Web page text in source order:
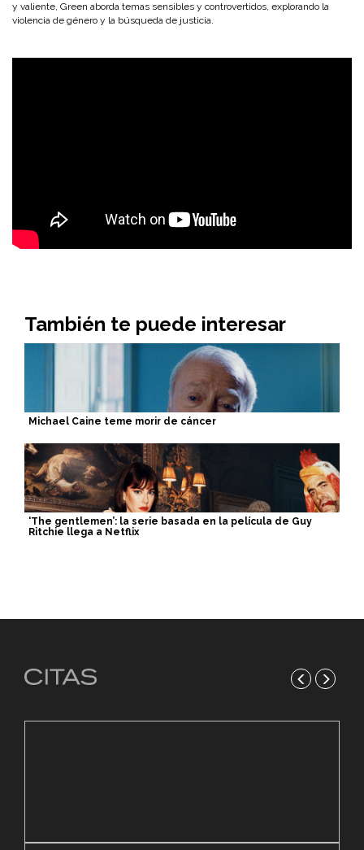
y valiente, Green aborda temas sensibles y controvertidos, explorando la
violencia de género y la búsqueda de justicia.
También te puede interesar
Michael Caine teme morir de cáncer
‘The gentlemen’: la serie basada en la película de Guy
Ritchie llega a Netflix